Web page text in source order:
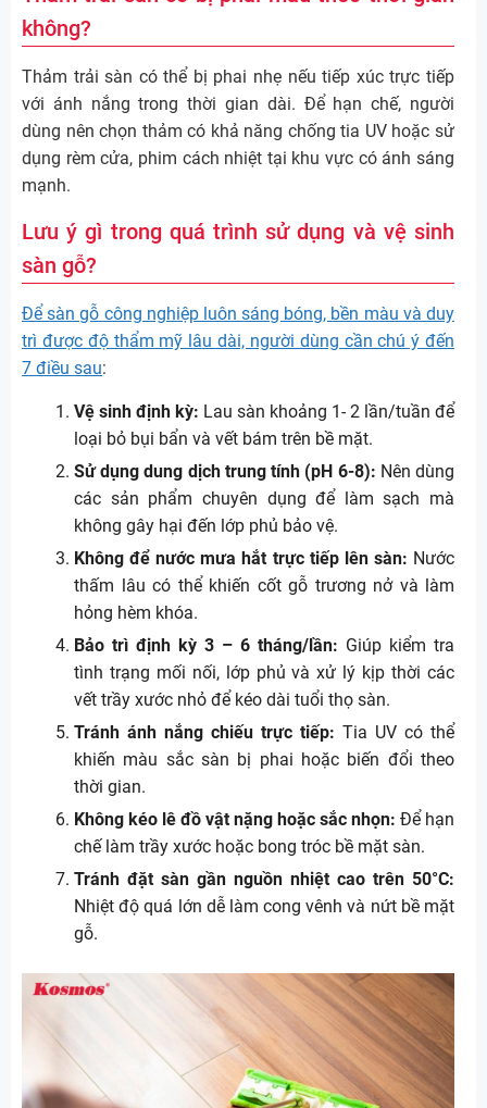
không?
Thảm trải sàn có thể bị phai nhẹ nếu tiếp xúc trực tiếp
với ánh nắng trong thời gian dài. Để hạn chế, người
dùng nên chọn thảm có khả năng chống tia UV hoặc sử
dụng rèm cửa, phim cách nhiệt tại khu vực có ánh sáng
mạnh.
Lưu ý gì trong quá trình sử dụng và vệ sinh
sàn gỗ?
Để sàn gỗ công nghiệp luôn sáng bóng, bền màu và duy
trì được độ thẩm mỹ lâu dài, người dùng cần chú ý đến
7 điều sau:
Vệ sinh định kỳ: Lau sàn khoảng 1- 2 lần/tuần để
loại bỏ bụi bẩn và vết bám trên bề mặt.
Sử dụng dung dịch trung tính (pH 6-8): Nên dùng
các sản phẩm chuyên dụng để làm sạch mà
không gây hại đến lớp phủ bảo vệ.
Không để nước mưa hắt trực tiếp lên sàn: Nước
thấm lâu có thể khiến cốt gỗ trương nở và làm
hỏng hèm khóa.
Bảo trì định kỳ 3 – 6 tháng/lần: Giúp kiểm tra
tình trạng mối nối, lớp phủ và xử lý kịp thời các
vết trầy xước nhỏ để kéo dài tuổi thọ sàn.
Tránh ánh nắng chiếu trực tiếp: Tia UV có thể
khiến màu sắc sàn bị phai hoặc biến đổi theo
thời gian.
Không kéo lê đồ vật nặng hoặc sắc nhọn: Để hạn
chế làm trầy xước hoặc bong tróc bề mặt sàn.
Tránh đặt sàn gần nguồn nhiệt cao trên 50°C:
Nhiệt độ quá lớn dễ làm cong vênh và nứt bề mặt
gỗ.